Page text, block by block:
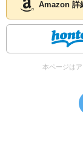
Amazon 詳
本ページは